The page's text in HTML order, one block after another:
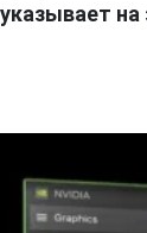
указывает